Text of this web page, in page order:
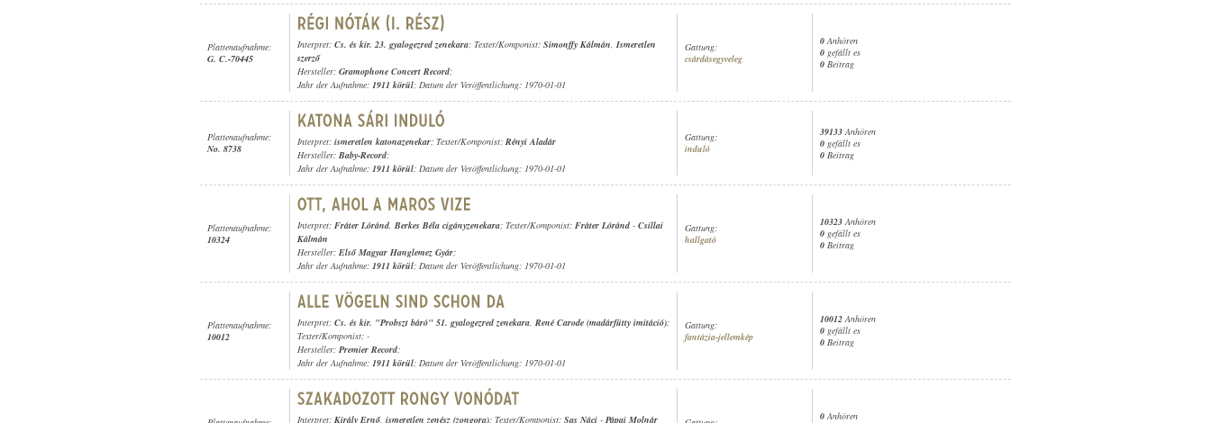
Plattenaufnahme:
G. C.-70445
Interpret: Cs. és kir. 23. gyalogezred zenekara; Texter/Komponist: Simonffy Kálmán, Ismeretlen
szerző
Hersteller: Gramophone Concert Record;
Jahr der Aufnahme: 1911 körül; Datum der Veröffentlichung: 1970-01-01
Gattung:
csárdásegyveleg
0Anhören
0 gefällt es
0 Beitrag
Plattenaufnahme:
No. 8738
Interpret: ismeretlen katonazenekar; Texter/Komponist: Rényi Aladár
Hersteller: Baby-Record;
Jahr der Aufnahme: 1911 körül; Datum der Veröffentlichung: 1970-01-01
Gattung:
induló
39133 Anhören
0 gefällt es
0 Beitrag
Plattenaufnahme:
10324
Interpret: Fráter Lóránd, Berkes Béla cigányzenekara; Texter/Komponist: Fráter Lóránd - Csillai
Kálmán
Hersteller: Első Magyar Hanglemez Gyár;
Jahr der Aufnahme: 1911 körül; Datum der Veröffentlichung: 1970-01-01
Gattung:
hallgató
10323Anhören
0 gefällt es
0 Beitrag
Plattenaufnahme:
10012
Interpret: Cs. és kir. "Probszt báró" 51. gyalogezred zenekara, René Carode (madárfütty imitáció);
Texter/Komponist: -
Hersteller: Premier Record;
Jahr der Aufnahme: 1911 körül; Datum der Veröffentlichung: 1970-01-01
Gattung:
fantázia-jellemkép
10012Anhören
0 gefällt es
0 Beitrag
Interpret: Király Ernő, ismeretlen zenész (zongora); Texter/Komponist: Sas Náci - Pápai Molnár 0Anhören